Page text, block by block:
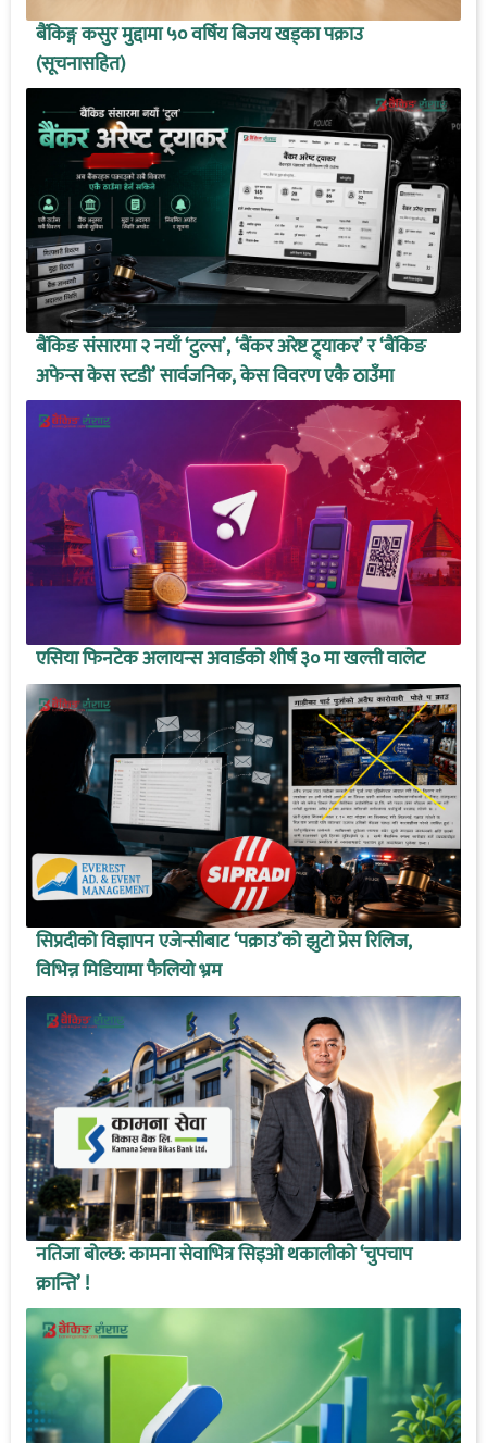
बैंकिङ्ग कसुर मुद्दामा ५० वर्षिय बिजय खड्का पक्राउ
(सूचनासहित)
बैंकिङ संसारमा २ नयाँ ‘टुल्स’, ‘बैंकर अरेष्ट ट्र्याकर’ र ‘बैंकिङ
अफेन्स केस स्टडी’ सार्वजनिक, केस विवरण एकै ठाउँमा
एसिया फिनटेक अलायन्स अवार्डको शीर्ष ३० मा खल्ती वालेट
सिप्रदीको विज्ञापन एजेन्सीबाट ‘पक्राउ’को झुटो प्रेस रिलिज,
विभिन्न मिडियामा फैलियो भ्रम
नतिजा बोल्छ: कामना सेवाभित्र सिइओ थकालीको ‘चुपचाप
क्रान्ति’ !